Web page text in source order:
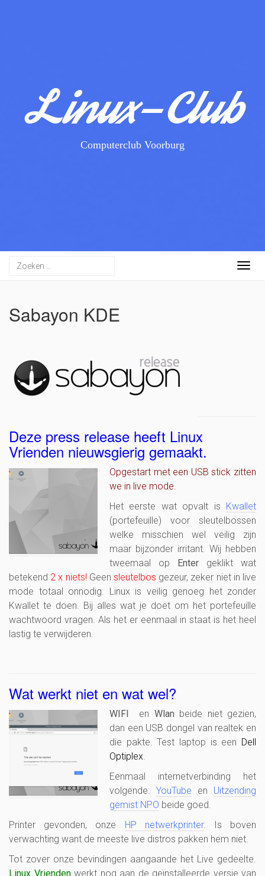
Linux-Club
Computerclub Voorburg
Sabayon KDE
Deze press release heeft Linux
Vrienden nieuwsgierig gemaakt.
Opgestart met een USB stick zitten
we in live mode.
Het eerste wat opvalt is Kwallet
(portefeuille) voor sleutelbossen
welke misschien wel veilig zijn
maar bijzonder irritant. Wij hebben
tweemaal op Enter geklikt wat
betekend 2 x niets!Geen sleutelbos gezeur, zeker niet in live
mode totaal onnodig. Linux is veilig genoeg het zonder
Kwallet te doen. Bij alles wat je doet om het portefeuille
wachtwoord vragen. Als het er eenmaal in staat is het heel
lastig te verwijderen.
Wat werkt niet en wat wel?
WIFI en Wlan beide niet gezien,
dan een USB dongel van realtek en
die pakte. Test laptop is een Dell
Optiplex.
Eenmaal internetverbinding het
volgende. YouTube en Uitzending
gemist NPO beide goed.
Printer gevonden, onze HP netwerkprinter. Is boven
verwachting want de meeste live distros pakken hem niet.
Tot zover onze bevindingen aangaande het Live gedeelte.
Linux Vrienden werkt nog aan de geïnstalleerde versie van